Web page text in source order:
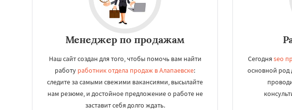
Среднеуральск
Менеджер по продажам
Наш сайт создан для того, чтобы помочь вам найти
работу работник отдела продаж в Алапаевске:
следите за самыми свежими вакансиями, высылайте
нам резюме, и достойное предложение о работе не
заставит себя долго ждать.
Сегодня seo
основной род